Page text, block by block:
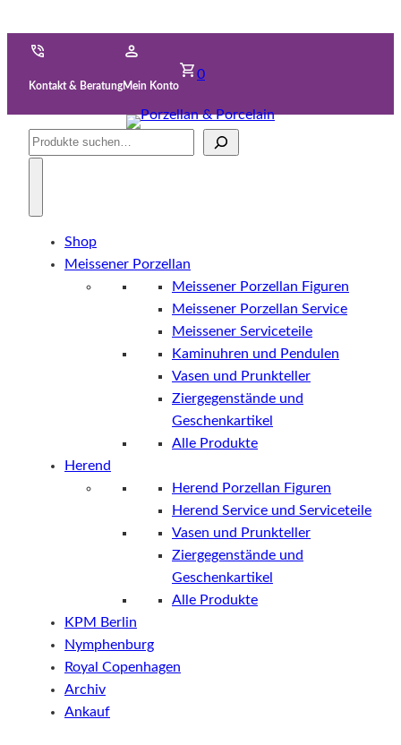
Kontakt & BeratungMein Konto
0
Suche
Shop
Meissener Porzellan
Meissener Porzellan Figuren
Meissener Porzellan Service
Meissener Serviceteile
Kaminuhren und Pendulen
Vasen und Prunkteller
Ziergegenstände und
Geschenkartikel
Alle Produkte
Herend
Herend Porzellan Figuren
Herend Service und Serviceteile
Vasen und Prunkteller
Ziergegenstände und
Geschenkartikel
Alle Produkte
KPM Berlin
Nymphenburg
Royal Copenhagen
Archiv
Ankauf